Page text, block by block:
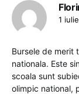
1
Bursele de merit
nationala. Este
scoala sunt
olimpic national,